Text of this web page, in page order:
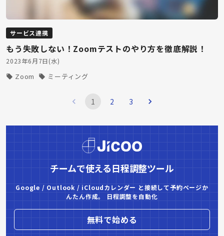
サービス連携
もう失敗しない！Zoomテストのやり方を徹底解説！
2023年6月7日(水)
Zoom ミーティング
1 2 3
チームで使える日程調整ツール
Google / Outlook / iCloudカレンダー と接続して予約ページか
んたん作成。 日程調整を自動化
無料で始める